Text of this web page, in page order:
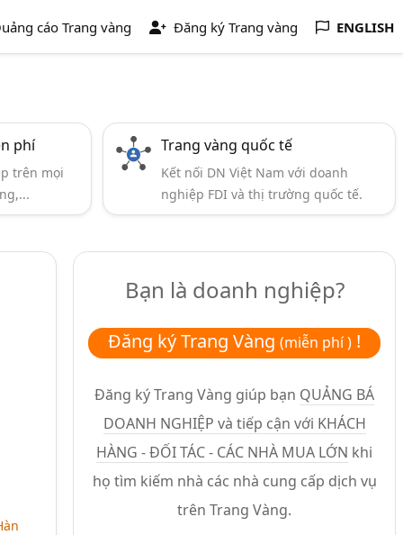
cáo Trang vàng Đăng ký Trang vàng ENGLISH
phí
trên mọi
Trang vàng quốc tế
Kết nối DN Việt Nam với doanh
nghiệp FDI và thị trường quốc tế.
Bạn là doanh nghiệp?
Đăng ký Trang Vàng(miễn phí ) !
Đăng ký Trang Vàng giúp bạn QUẢNG BÁ
DOANH NGHIỆP và tiếp cận với KHÁCH
HÀNG - ĐỐI TÁC - CÁC NHÀ MUA LỚN khi
họ tìm kiếm nhà các nhà cung cấp dịch vụ
trên Trang Vàng.